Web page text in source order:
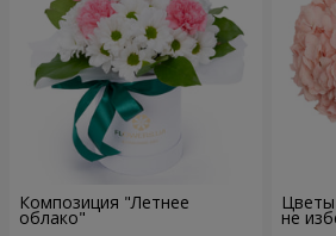
Композиция "Летнее
облако"
не